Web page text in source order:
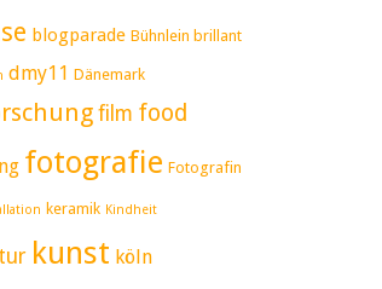
blogparade Bühnlein brillant
dmy11 Dänemark
film food
fotografie Fotografin
keramik Kindheit
kunst köln